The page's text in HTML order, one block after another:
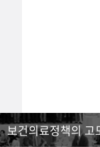
보건의료정책의 고